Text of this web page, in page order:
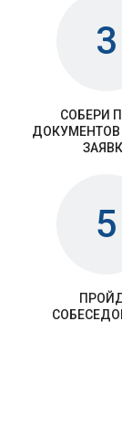
3
СОБЕРИ
ДОКУМЕНТОВ
5